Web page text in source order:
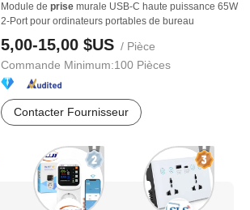
Module de prise murale USB-C haute puissance 65W
2-Port pour ordinateurs portables de bureau
5,00-15,00 $US / Pièce
Commande Minimum:100 Pièces
Contacter Fournisseur